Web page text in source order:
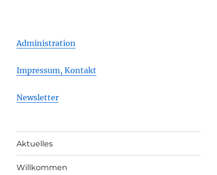
Administration
Impressum, Kontakt
Newsletter
Aktuelles
Willkommen